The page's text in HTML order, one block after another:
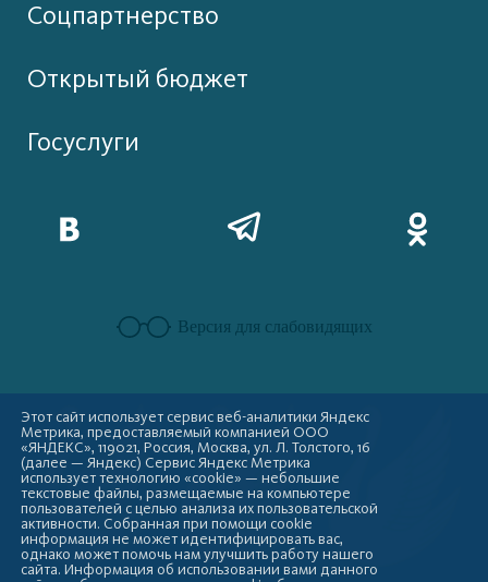
Соцпартнерство
Открытый бюджет
Госуслуги
Версия для слабовидящих
Этот сайт использует сервис веб-аналитики Яндекс
Метрика, предоставляемый компанией ООО
«ЯНДЕКС», 119021, Россия, Москва, ул. Л. Толстого, 16
(далее — Яндекс) Сервис Яндекс Метрика
использует технологию «cookie» — небольшие
текстовые файлы, размещаемые на компьютере
пользователей с целью анализа их пользовательской
активности. Собранная при помощи cookie
информация не может идентифицировать вас,
однако может помочь нам улучшить работу нашего
сайта. Информация об использовании вами данного